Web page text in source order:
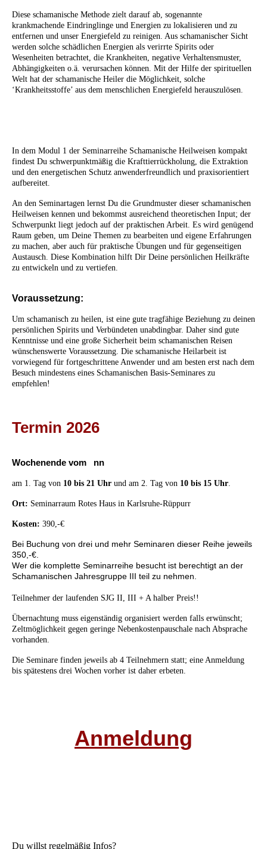
Diese schamanische Methode zielt darauf ab, sogenannte
krankmachende Eindringlinge und Energien zu lokalisieren und zu
entfernen und unser Energiefeld zu reinigen. Aus schamanischer Sicht
werden solche schädlichen Energien als verirrte Spirits oder
Wesenheiten betrachtet, die Krankheiten, negative Verhaltensmuster,
Abhängigkeiten o.ä. verursachen können. Mit der Hilfe der spirituellen
Welt hat der schamanische Heiler die Möglichkeit, solche
‘Krankheitsstoffe’ aus dem menschlichen Energiefeld herauszulösen.
In dem Modul 1 der Seminarreihe Schamanische Heilweisen kompakt
findest Du schwerpunktmäßig die Krafttierrückholung, die Extraktion
und den energetischen Schutz anwenderfreundlich und praxisorientiert
aufbereitet.
An den Seminartagen lernst Du die Grundmuster dieser schamanischen
Heilweisen kennen und bekommst ausreichend theoretischen Input; der
Schwerpunkt liegt jedoch auf der praktischen Arbeit. Es wird genügend
Raum geben, um Deine Themen zu bearbeiten und eigene Erfahrungen
zu machen, aber auch für praktische Übungen und für gegenseitigen
Austausch. Diese Kombination hilft Dir Deine persönlichen Heilkräfte
zu entwickeln und zu vertiefen.
Voraussetzung:
Um schamanisch zu heilen, ist eine gute tragfähige Beziehung zu deinen
persönlichen Spirits und Verbündeten unabdingbar. Daher sind gute
Kenntnisse und eine große Sicherheit beim schamanischen Reisen
wünschenswerte Voraussetzung. Die schamanische Heilarbeit ist
vorwiegend für fortgeschrittene Anwender und am besten erst nach dem
Besuch mindestens eines Schamanischen Basis-Seminares zu
empfehlen!
Termin 2026
Wochenende vom nn
am 1. Tag von 10 bis 21 Uhr und am 2. Tag von 10 bis 15 Uhr.
Ort: Seminarraum Rotes Haus in Karlsruhe-Rüppurr
Kosten: 390,-€
Bei Buchung von drei und mehr Seminaren dieser Reihe jeweils
350,-€.
Wer die komplette Seminarreihe besucht ist berechtigt an der
Schamanischen Jahresgruppe III teil zu nehmen.
Teilnehmer der laufenden SJG II, III + A halber Preis!!
Übernachtung muss eigenständig organisiert werden falls erwünscht;
Zeltmöglichkeit gegen geringe Nebenkostenpauschale nach Absprache
vorhanden.
Die Seminare finden jeweils ab 4 Teilnehmern statt; eine Anmeldung
bis spätestens drei Wochen vorher ist daher erbeten.
Anmeldung
Du willst regelmäßig Infos?